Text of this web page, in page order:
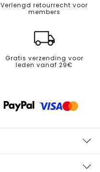
Verlengd retourrecht voor
members
Gratis verzending voor
leden vanaf 29€